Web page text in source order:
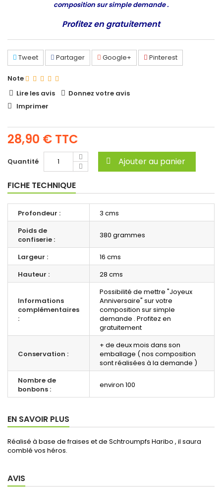
composition sur simple demande .
Profitez en gratuitement
Tweet Partager Google+ Pinterest
Note
Lire les avis
Donnez votre avis
Imprimer
28,90 € TTC
Quantité Ajouter au panier
FICHE TECHNIQUE
Profondeur :
3 cms
Poids de
confiserie :
380 grammes
Largeur :
16 cms
Hauteur :
28 cms
Informations
complémentaires
:
Possibilité de mettre "Joyeux
Anniversaire" sur votre
composition sur simple
demande . Profitez en
gratuitement
Conservation :
+ de deux mois dans son
emballage ( nos composition
sont réalisées à la demande )
Nombre de
bonbons :
environ 100
EN SAVOIR PLUS
Réalisé à base de fraises et de Schtroumpfs Haribo , il saura
comblé vos héros.
AVIS